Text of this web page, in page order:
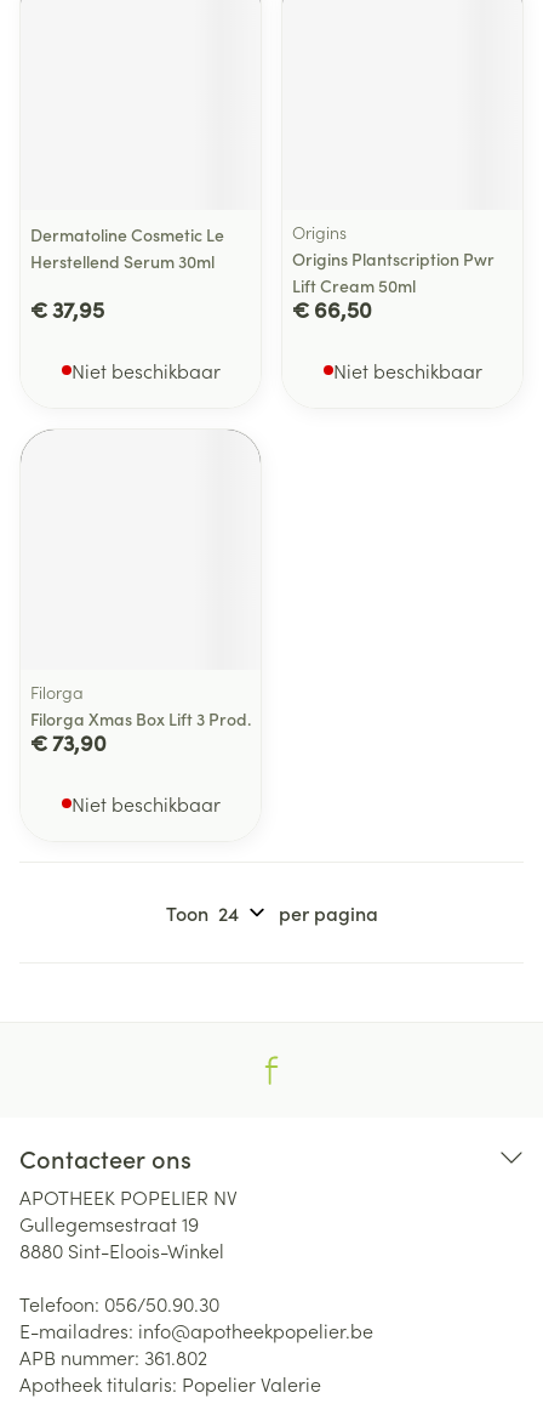
Dermatoline Cosmetic Le
Herstellend Serum 30ml
€ 37,95
Niet beschikbaar
Origins
Origins Plantscription Pwr
Lift Cream 50ml
€ 66,50
Niet beschikbaar
Filorga
Filorga Xmas Box Lift 3 Prod.
€ 73,90
Niet beschikbaar
Toon per pagina
Contacteer ons
APOTHEEK POPELIER NV
Gullegemsestraat 19
8880 Sint-Eloois-Winkel
Telefoon: 056/50.90.30
E-mailadres: info@apotheekpopelier.be
APB nummer: 361.802
Apotheek titularis: Popelier Valerie